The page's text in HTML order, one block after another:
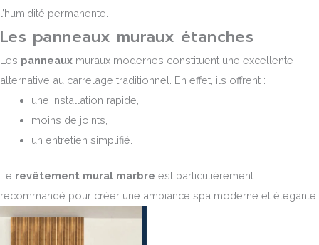
l’humidité permanente.
Les panneaux muraux étanches
Les panneaux muraux modernes constituent une excellente
alternative au carrelage traditionnel. En effet, ils offrent :
une installation rapide,
moins de joints,
un entretien simplifié.
Le revêtement mural marbre est particulièrement
recommandé pour créer une ambiance spa moderne et élégante.